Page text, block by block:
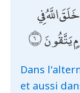
اللَّهُ فِي
يَتَّقُونَ
Dans
et aussi